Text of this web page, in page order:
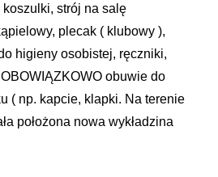
strój na salę
plecak ( klubowy ),
higieny osobistej, ręczniki,
obuwie do
( np. kapcie, klapki. Na terenie
położona nowa wykładzina